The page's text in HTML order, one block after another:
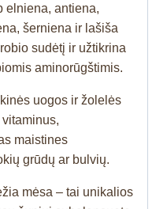
elniena, antiena,
šerniena ir lašiša
sudėtį ir užtikrina
aminorūgštimis.
uogos ir žolelės
maistines
grūdų ar bulvių.
mėsa – tai unikalios